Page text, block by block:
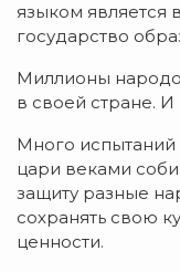
языком является
государство
Миллионы
в своей стране.
Много
цари веками
защиту разные
сохранять свою
ценности.